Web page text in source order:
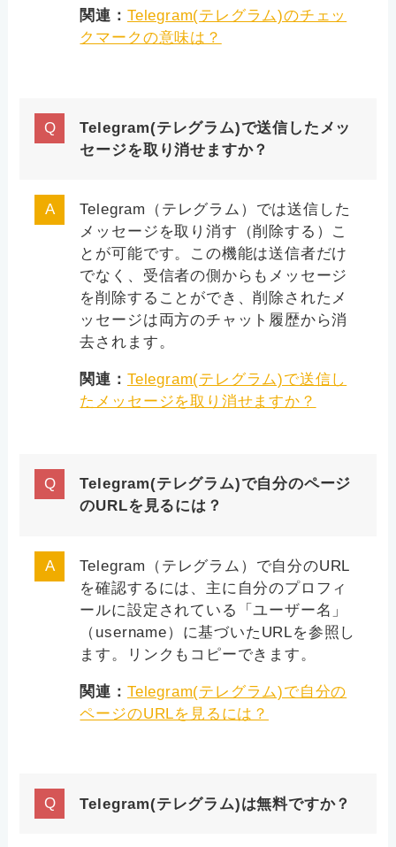
関連： Telegram(テレグラム)のチェッ
クマークの意味は？
Telegram(テレグラム)で送信したメッ
セージを取り消せますか？
Telegram（テレグラム）では送信した
メッセージを取り消す（削除する）こ
とが可能です。この機能は送信者だけ
でなく、受信者の側からもメッセージ
を削除することができ、削除されたメ
ッセージは両方のチャット履歴から消
去されます。
関連： Telegram(テレグラム)で送信し
たメッセージを取り消せますか？
Telegram(テレグラム)で自分のページ
のURLを見るには？
Telegram（テレグラム）で自分のURL
を確認するには、主に自分のプロフィ
ールに設定されている「ユーザー名」
（username）に基づいたURLを参照し
ます。リンクもコピーできます。
関連： Telegram(テレグラム)で自分の
ページのURLを見るには？
Telegram(テレグラム)は無料ですか？